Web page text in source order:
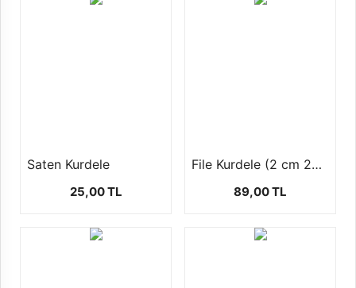
Saten Kurdele
25,00 TL
File Kurdele (2 cm 20 mt)
89,00 TL